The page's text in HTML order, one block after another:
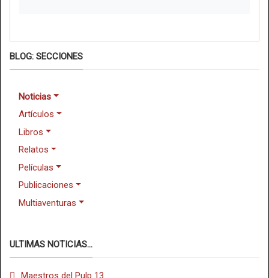
BLOG: SECCIONES
Noticias
Artículos
Libros
Relatos
Películas
Publicaciones
Multiaventuras
ULTIMAS NOTICIAS...
Maestros del Pulp 13